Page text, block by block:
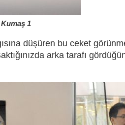
1
düşüren bu ceket
arka tarafı